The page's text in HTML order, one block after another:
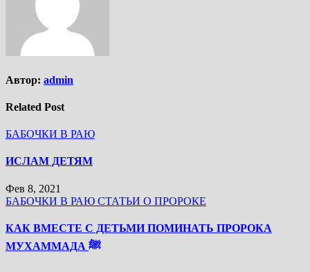
Автор: admin
Related Post
БАБОЧКИ В РАЮ
ИСЛАМ ДЕТЯМ
Фев 8, 2021
БАБОЧКИ В РАЮ СТАТЬИ О ПРОРОКЕ
КАК ВМЕСТЕ С ДЕТЬМИ ПОМИНАТЬ ПРОРОКА
МУХАММАДА ﷺ